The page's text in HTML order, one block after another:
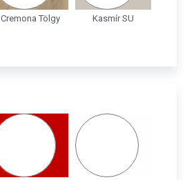
Cremona Tölgy Kasmír SU